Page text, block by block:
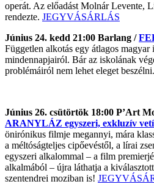
operát. Az előadást Molnár Levente,
rendezte. JEGYVÁSÁRLÁS
Június 24. kedd 21:00 Barlang /
Független alkotás egy átlagos magyar
mindennapjairól. Bár az iskolának
problémáiról nem lehet eleget
Június 26. csütörtök 18:00 P’Art
ARANYLÁZ egyszeri, exkluzív
önirónikus filmje megannyi, mára
a méltóságteljes cipőevéstől, a lírai
egyszeri alkalommal – a film
alkalmából – újra láthatja a
szentendrei moziban is!